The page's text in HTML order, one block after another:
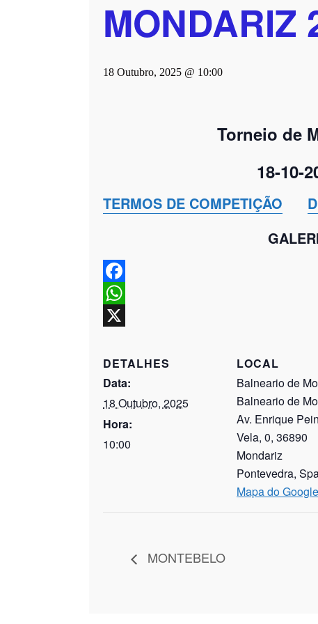
MONDARIZ
18 Outubro, 2025 @ 10:00
Torneio de
18-10-
TERMOS DE COMPETIÇÃO
Facebook
WhatsApp
DETALHES
Data:
18 Outubro, 2025
Hora:
10:00
LOCAL
Balneario de
Balneario de
Av. Enrique
Vela, 0, 36890
Mondariz
Pontevedra,
Mapa do Google
MONTEBELO